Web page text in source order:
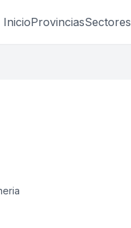
InicioProvinciasSectores